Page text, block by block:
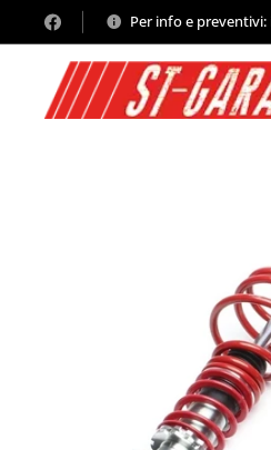
Per info e